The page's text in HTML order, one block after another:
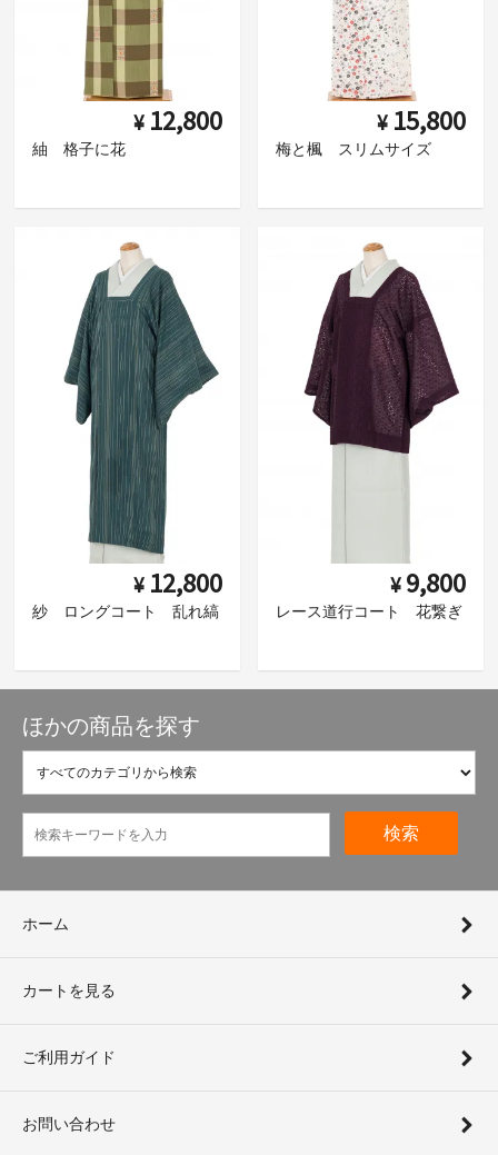
¥ 12,800
紬 格子に花
¥ 15,800
梅と楓 スリムサイズ
¥ 12,800
紗 ロングコート 乱れ縞
¥ 9,800
レース道行コート 花繋ぎ
ほかの商品を探す
検索
ホーム
カートを見る
ご利用ガイド
お問い合わせ